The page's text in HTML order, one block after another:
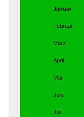
Januar
Februar
März
April
Mai
Juni
Juli